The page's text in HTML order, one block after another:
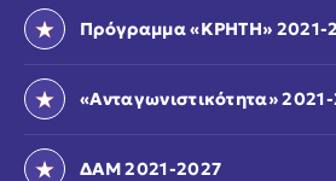
Πρόγραμμα «ΚΡΗΤΗ» 2021-
«Ανταγωνιστικότητα»
ΔΑΜ 2021-2027